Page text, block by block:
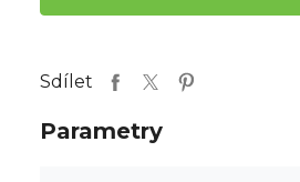
Sdílet
Parametry